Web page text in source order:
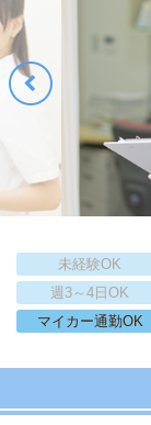
未経験OK
週3～4日OK
マイカー通勤OK